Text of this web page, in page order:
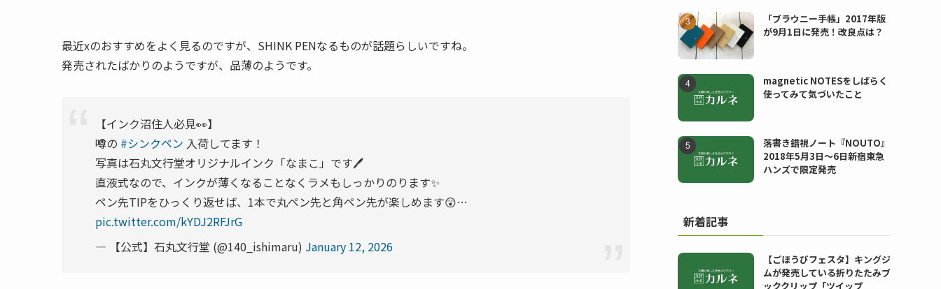
最近xのおすすめをよく見るのですが、SHINK PENなるものが話題らしいですね。
発売されたばかりのようですが、品薄のようです。
【インク沼住人必見👀】
噂の #シンクペン 入荷してます！
写真は石丸文行堂オリジナルインク「なまこ」です🖊
直液式なので、インクが薄くなることなくラメもしっかりのります✨
ペン先TIPをひっくり返せば、1本で丸ペン先と角ペン先が楽しめます😲…
pic.twitter.com/kYDJ2RFJrG
— 【公式】石丸文行堂 (@140_ishimaru) January 12, 2026
「ブラウニー手帳」2017年版
が9月1日に発売！改良点は？
magnetic NOTESをしばらく
使ってみて気づいたこと
落書き錯視ノート『NOUTO』
2018年5月3日〜6日新宿東急
ハンズで限定発売
新着記事
【ごほうびフェスタ】キングジ
ムが発売している折りたたみブ
ッククリップ「ツイップ